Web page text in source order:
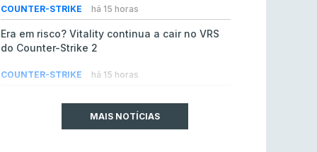
COUNTER-STRIKE há 15 horas
Era em risco? Vitality continua a cair no VRS
do Counter-Strike 2
COUNTER-STRIKE há 15 horas
comunitários de League of Legends
MAIS NOTÍCIAS